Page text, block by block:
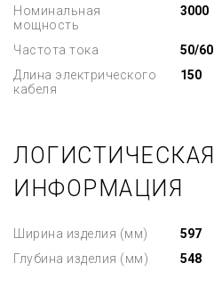
Номинальная
мощность
3000
Частота тока
50/60
Длина электрического
кабеля
150
ЛОГИСТИЧЕСКАЯ
ИНФОРМАЦИЯ
Ширина изделия (мм)
597
Глубина изделия (мм)
548